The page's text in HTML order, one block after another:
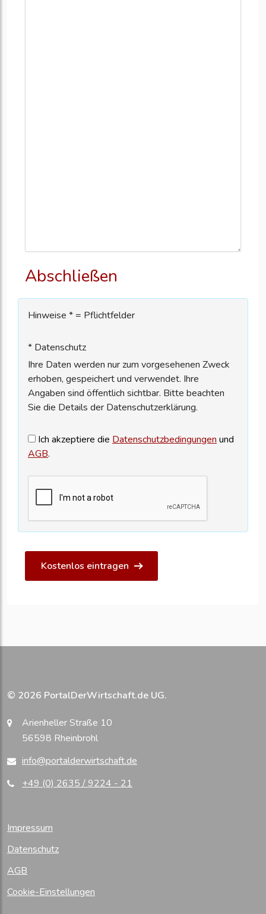
Abschließen
Hinweise * = Pflichtfelder
* Datenschutz
Ihre Daten werden nur zum vorgesehenen Zweck
erhoben, gespeichert und verwendet. Ihre
Angaben sind öffentlich sichtbar. Bitte beachten
Sie die Details der Datenschutzerklärung.
Ich akzeptiere die Datenschutzbedingungen und
AGB.
Kostenlos eintragen
© 2026 PortalDerWirtschaft.de UG.
Arienheller Straße 10
56598 Rheinbrohl
info@portalderwirtschaft.de
+49 (0) 2635 / 9224 - 21
Impressum
Datenschutz
AGB
Cookie-Einstellungen